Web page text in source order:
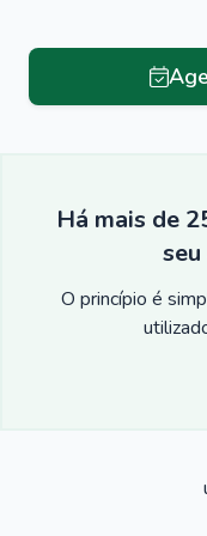
Há mais de
O princípio é